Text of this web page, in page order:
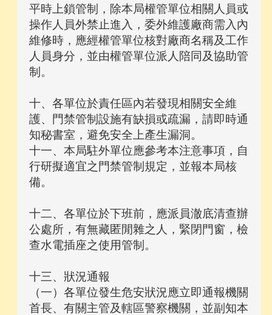
平時上鎖管制，除本局權管單位相關人員或
操作人員外禁止進入，委外維護廠商需入內
維修時，應經權管單位核對廠商名稱及工作
人員身分，並由權管單位派人陪同及協助管
制。
十、各單位於責任區內若發現相關安全維
護、門禁管制設施有缺損或疏漏，請即時通
知秘書室，避免安全上產生漏洞。
十一、本局駐外單位應參考本注意事項，自
行研擬適宜之門禁管制規定，並報本局核
備。
十二、各單位於下班前，應派員澈底清查辦
公處所，有無藏匿閒雜之人，緊閉門窗，檢
查水電插座之使用管制。
十三、狀況通報
（一）各單位發生危安狀況應立即通報機關
首長、有關主管及轄區警察機關，並副知本